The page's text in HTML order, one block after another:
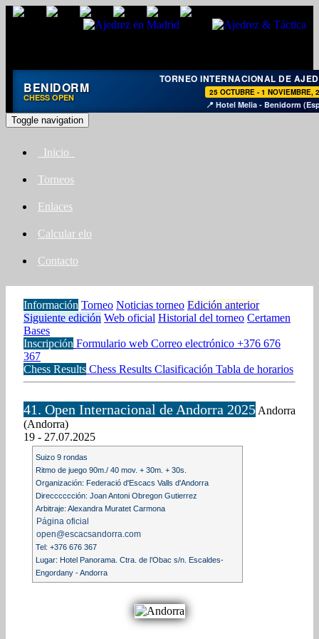
BENIDORM
CHESS OPEN
TORNEO INTERNACIONAL DE
25 OCTUBRE - 1 NOVIEMBRE,
📍 Hotel Melia - Benidorm
Toggle navigation
Inicio
Torneos
Enlaces
Calcular elo
Contacto
Información Torneo Noticias torneo Edición anterior
Siguiente edición Web oficial Historial del torneo Certamen
Bases
Inscripción Formulario web Correo electrónico +376 676
367
Chess Results Chess Results Clasificación Tabla de horarios
41. Open Internacional de Andorra 2025 Andorra
(Andorra)
19 - 27.07.2025
Suizo 9 rondas
Ritmo de juego 90m./ 40 mov. + 30m. + 30s.
Organización: Federació d'Escacs Valls d'Andorra
Direcccccción: Joan Antoni Obregon Gutierrez
Arbitraje: Alexandra Muratet Carmona
Página oficial
open@escacsandorra.com
Tel: +376 676 367
Lugar: Hotel Panorama. Ctra. de l’Obac s/n. Escaldes-
Engordany - Andorra